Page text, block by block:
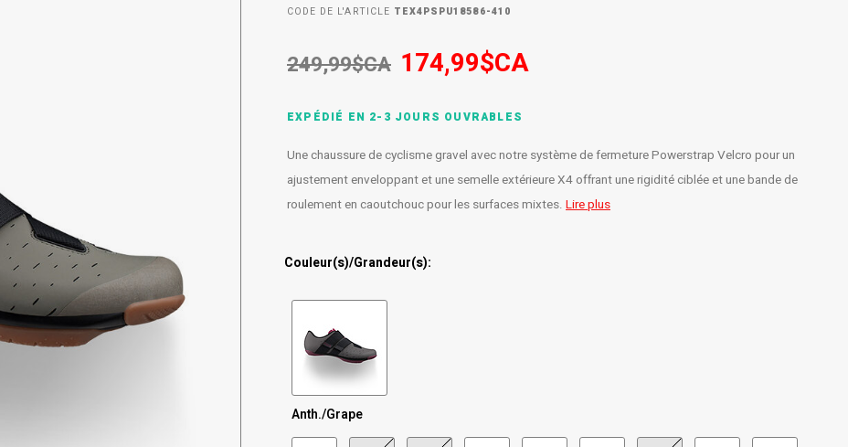
CODE DE L'ARTICLE TEX4PSPU18586-410
249,99$CA 174,99$CA
EXPÉDIÉ EN 2-3 JOURS OUVRABLES
Une chaussure de cyclisme gravel avec notre système de fermeture Powerstrap Velcro pour un
ajustement enveloppant et une semelle extérieure X4 offrant une rigidité ciblée et une bande de
roulement en caoutchouc pour les surfaces mixtes. Lire plus
Couleur(s)/Grandeur(s):
Anth./Grape